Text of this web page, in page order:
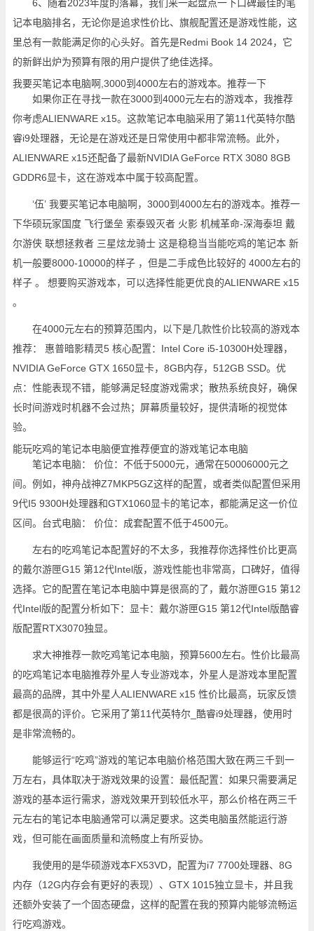
6、随着2023年度的落幕，我们来一起盘点一下口碑最佳的笔
记本电脑排名，无论你是追求性价比、旗舰配置还是游戏性能，这
里总有一款能满足你的心头好。首先是Redmi Book 14 2024，它
的新鲜出炉为预算有限的用户提供了绝佳选择。
我要买笔记本电脑啊,3000到4000左右的游戏本。推荐一下
如果你正在寻找一款在3000到4000元左右的游戏本，我推荐
你考虑ALIENWARE x15。这款笔记本电脑采用了第11代英特尔酷
睿i9处理器，无论是在游戏还是日常使用中都非常流畅。此外，
ALIENWARE x15还配备了最新NVIDIA GeForce RTX 3080 8GB
GDDR6显卡，这在游戏本中属于较高配置。
‘伍’ 我要买笔记本电脑啊，3000到4000左右的游戏本。推荐一
下华硕玩家国度 飞行堡垒 索泰毁灭者 火影 机械革命-深海泰坦 戴
尔游侠 联想拯救者 三星炫龙骑士 这是稳稳当当能吃鸡的笔记本 新
机一般要8000-10000的样子 ，但是二手成色比较好的 4000左右的
样子 。 想要购买游戏本，可以选择性能更优良的ALIENWARE x15
。
在4000元左右的预算范围内，以下是几款性价比较高的游戏本
推荐： 惠普暗影精灵5 核心配置：Intel Core i5-10300H处理器，
NVIDIA GeForce GTX 1650显卡，8GB内存，512GB SSD。优
点：性能表现不错，能够满足轻度游戏需求；散热系统良好，确保
长时间游戏时机器不会过热；屏幕质量较好，提供清晰的视觉体
验。
能玩吃鸡的笔记本电脑便宜推荐便宜的游戏笔记本电脑
笔记本电脑： 价位：不低于5000元，通常在50006000元之
间。例如，神舟战神Z7MKP5GZ这样的配置，或者类似配置但采用
9代I5 9300H处理器和GTX1060显卡的笔记本，都能满足这一价位
区间。台式电脑： 价位：成套配置不低于4500元。
左右的吃鸡笔记本配置好的不太多，我推荐你选择性价比更高
的戴尔游匣G15 第12代Intel版，游戏性能也非常高，口碑好，值得
选择。它的配置在笔记本电脑中算是很高的了，戴尔游匣G15 第12
代Intel版的配置分析如下：显卡：戴尔游匣G15 第12代Intel版酷睿
版配置RTX3070独显。
求大神推荐一款吃鸡笔记本电脑，预算5600左右。性价比最高
的吃鸡笔记本电脑推荐外星人专业游戏本，外星人是游戏本里配置
最高的品牌，其中外星人ALIENWARE x15 性价比最高，玩家反馈
都是很高的评价。它采用了第11代英特尔_酷睿i9处理器，使用时
是非常流畅的。
能够运行“吃鸡”游戏的笔记本电脑价格范围大致在两三千到一
万左右，具体取决于游戏效果的设置：最低配置：如果只需要满足
游戏的基本运行需求，游戏效果开到较低水平，那么价格在两三千
元左右的笔记本电脑通常可以满足要求。这类电脑虽然能运行游
戏，但可能在画面质量和流畅度上有所妥协。
我使用的是华硕游戏本FX53VD，配置为i7 7700处理器、8G
内存（12G内存会有更好的表现）、GTX 1015独立显卡，并且我
还额外安装了一个固态硬盘，这样的配置在我的预算内能够流畅运
行吃鸡游戏。